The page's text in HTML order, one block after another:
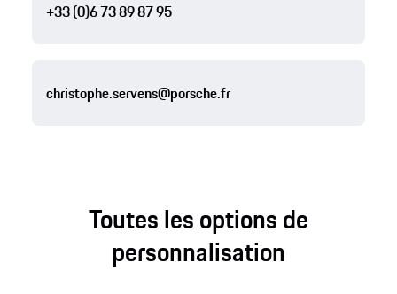
+33 (0)6 73 89 87 95
christophe.servens@porsche.fr
Toutes les options de
personnalisation